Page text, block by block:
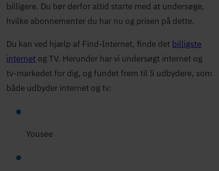
billigere. Du bør derfor altid starte med at undersøge,
hvilke abonnementer du har nu og prisen på dette.
Du kan ved hjælp af Find-Internet, finde det billigste
internet og TV. Herunder har vi undersøgt internet og
tv-markedet for dig, og fundet frem til 5 udbydere, som
både udbyder internet og tv:
Yousee